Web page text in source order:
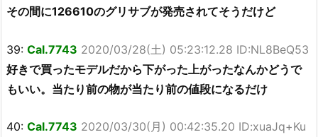
その間に126610のグリサブが発売されてそうだけど
39: Cal.7743 2020/03/28(土) 05:23:12.28 ID:NL8BeQ53
好きで買ったモデルだから下がった上がったなんかどうで
もいい。当たり前の物が当たり前の値段になるだけ
40: Cal.7743 2020/03/30(月) 00:42:35.20 ID:xuaJq+Ku